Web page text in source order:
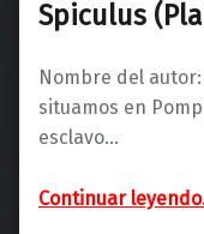
Spiculus
Nombre del
situamos en
esclavo…
Continuar leyendo